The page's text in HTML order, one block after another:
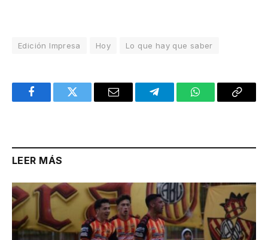
Edición Impresa Hoy Lo que hay que saber
FacebookTwitter Email TelegramWhatsAppCopy
LEER MÁS